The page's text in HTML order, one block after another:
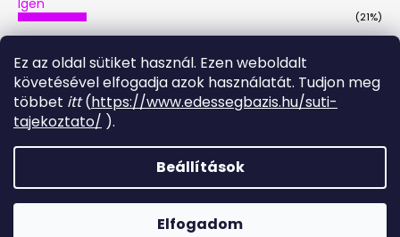
Ez az oldal sütiket használ. Ezen weboldalt
követésével elfogadja azok használatát. Tudjon meg
többet itt(https://www.edessegbazis.hu/suti-
tajekoztato/ ).
Beállítások
Elfogadom
Igen
(21%)
Nem, de tervezem
(29%)
Igen, többször is
Shoptet készítette
Édesség Bázis. Minden jog fenntartva.